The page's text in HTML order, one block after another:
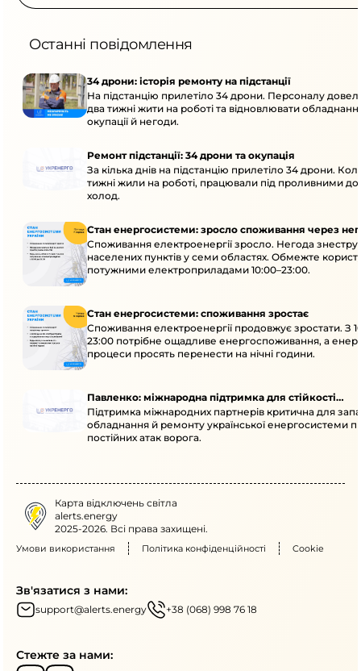
Останні повідомлення
34 дрони: історія ремонту на підстанції
На підстанцію прилетіло 34 дрони. Персоналу
два тижні жити на роботі та відновлювати
окупації й негоди.
Ремонт підстанції: 34 дрони та окупація
За кілька днів на підстанцію прилетіло 34 дрони.
тижні жили на роботі, працювали під проливними
холод.
Стан енергосистеми: зросло споживання через
Споживання електроенергії зросло. Негода
населених пунктів у семи областях. Обмежте
потужними електроприладами 10:00–23:00.
Стан енергосистеми: споживання зростає
Споживання електроенергії продовжує зростати. З
23:00 потрібне ощадливе енергоспоживання, а
процеси просять перенести на нічні години.
Павленко: міжнародна підтримка для стійкості
енергосистеми
Підтримка міжнародних партнерів критична для
обладнання й ремонту української енергосистеми
постійних атак ворога.
Карта відключень світла
alerts.energy
2025-2026. Всі права захищені.
Умови використання Політика конфіденційності Cookie
Зв'язатися з нами:
support@alerts.energy +38 (068) 998 76 18
Стежте за нами: